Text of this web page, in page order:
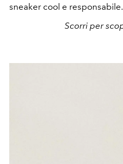
sneaker cool e responsabile.
Scorri per